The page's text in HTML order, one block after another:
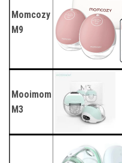
Momcozy
M9
Mooimom
M3